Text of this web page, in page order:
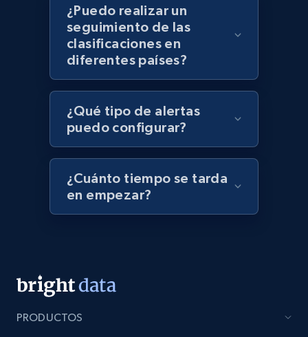
¿Puedo realizar un
seguimiento de las
clasificaciones en
diferentes países?
¿Qué tipo de alertas
puedo configurar?
¿Cuánto tiempo se tarda
en empezar?
PRODUCTOS